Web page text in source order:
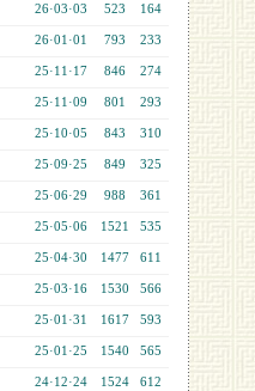
26·03·03 523 164
26·01·01 793 233
25·11·17 846 274
25·11·09 801 293
25·10·05 843 310
25·09·25 849 325
25·06·29 988 361
25·05·06 1521 535
25·04·30 1477 611
25·03·16 1530 566
25·01·31 1617 593
25·01·25 1540 565
24·12·24 1524 612